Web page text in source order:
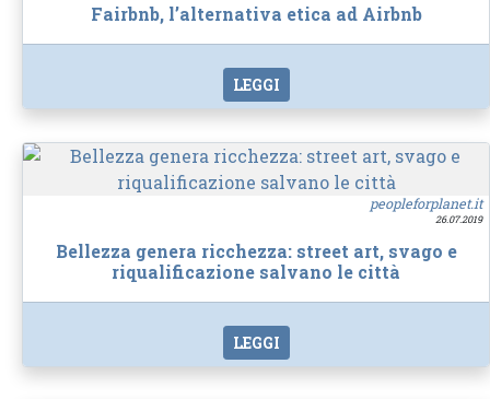
Fairbnb, l’alternativa etica ad Airbnb
LEGGI
peopleforplanet.it
26.07.2019
Bellezza genera ricchezza: street art, svago e
riqualificazione salvano le città
LEGGI